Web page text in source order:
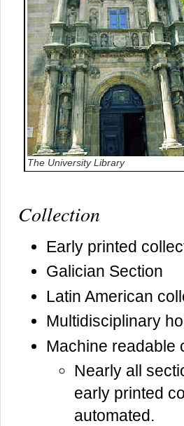
The University Library
Collection
Early printed
Galician Section
Latin American
Multidisciplinary
Machine readable
Nearly all
early printed
automated.